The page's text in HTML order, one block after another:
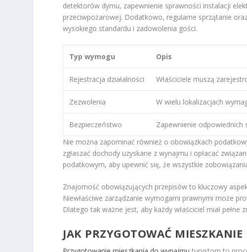
detektorów dymu, zapewnienie sprawności instalacji
przeciwpożarowej. Dodatkowo, regularne sprzątanie
wysokiego standardu i zadowolenia gości.
Typ wymogu Opis
Rejestracja działalności Właściciele muszą
Zezwolenia W wielu lokalizacjach
Bezpieczeństwo
Zapewnienie
Nie można zapominać również o obowiązkach
zgłaszać dochody uzyskane z wynajmu i opłacać
podatkowym, aby upewnić się, że wszystkie
Znajomość obowiązujących przepisów to kluczowy
Niewłaściwe zarządzanie wymogami prawnymi może
Dlatego tak ważne jest, aby każdy właściciel miał
JAK PRZYGOTOWAĆ